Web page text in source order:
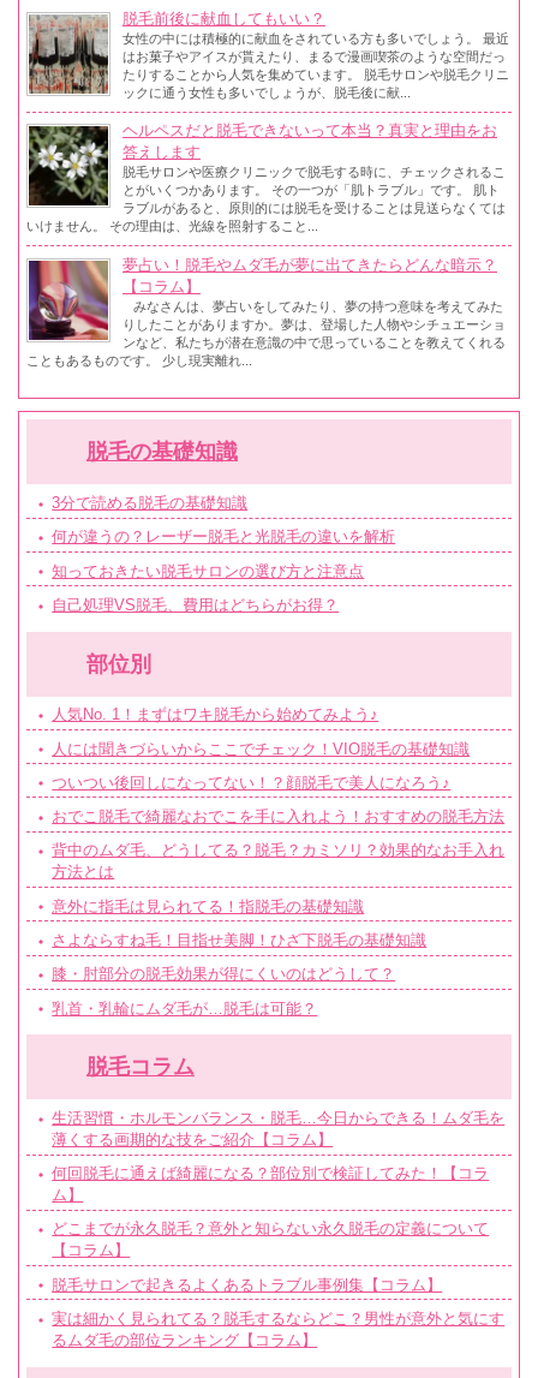
脱毛前後に献血してもいい？
女性の中には積極的に献血をされている方も多いでしょう。 最近
はお菓子やアイスが貰えたり、まるで漫画喫茶のような空間だっ
たりすることから人気を集めています。 脱毛サロンや脱毛クリニ
ックに通う女性も多いでしょうが、脱毛後に献...
ヘルペスだと脱毛できないって本当？真実と理由をお
答えします
脱毛サロンや医療クリニックで脱毛する時に、チェックされるこ
とがいくつかあります。 その一つが「肌トラブル」です。 肌ト
ラブルがあると、原則的には脱毛を受けることは見送らなくては
いけません。 その理由は、光線を照射すること...
夢占い！脱毛やムダ毛が夢に出てきたらどんな暗示？
【コラム】
みなさんは、夢占いをしてみたり、夢の持つ意味を考えてみた
りしたことがありますか。夢は、登場した人物やシチュエーショ
ンなど、私たちが潜在意識の中で思っていることを教えてくれる
こともあるものです。 少し現実離れ...
脱毛の基礎知識
3分で読める脱毛の基礎知識
何が違うの？レーザー脱毛と光脱毛の違いを解析
知っておきたい脱毛サロンの選び方と注意点
自己処理VS脱毛、費用はどちらがお得？
部位別
人気No. 1！まずはワキ脱毛から始めてみよう♪
人には聞きづらいからここでチェック！VIO脱毛の基礎知識
ついつい後回しになってない！？顔脱毛で美人になろう♪
おでこ脱毛で綺麗なおでこを手に入れよう！おすすめの脱毛方法
背中のムダ毛、どうしてる？脱毛？カミソリ？効果的なお手入れ
方法とは
意外に指毛は見られてる！指脱毛の基礎知識
さよならすね毛！目指せ美脚！ひざ下脱毛の基礎知識
膝・肘部分の脱毛効果が得にくいのはどうして？
乳首・乳輪にムダ毛が…脱毛は可能？
脱毛コラム
生活習慣・ホルモンバランス・脱毛…今日からできる！ムダ毛を
薄くする画期的な技をご紹介【コラム】
何回脱毛に通えば綺麗になる？部位別で検証してみた！【コラ
ム】
どこまでが永久脱毛？意外と知らない永久脱毛の定義について
【コラム】
脱毛サロンで起きるよくあるトラブル事例集【コラム】
実は細かく見られてる？脱毛するならどこ？男性が意外と気にす
るムダ毛の部位ランキング【コラム】